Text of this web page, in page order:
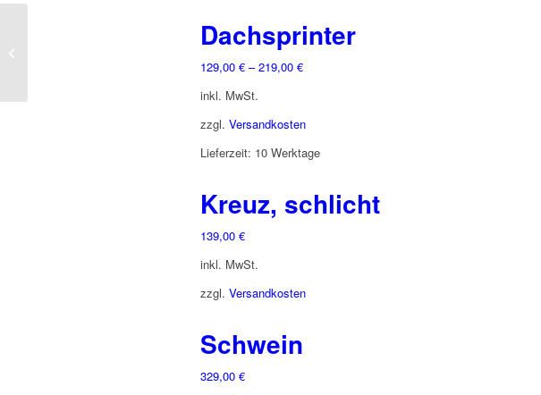
Dachsprinter
129,00 € –219,00 €
inkl. MwSt.
zzgl. Versandkosten
Lieferzeit: 10 Werktage
Kreuz, schlicht
139,00 €
inkl. MwSt.
zzgl. Versandkosten
Schwein
329,00 €